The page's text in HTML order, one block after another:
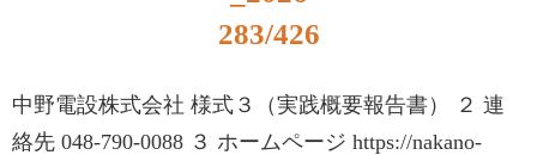
283/426
中野電設株式会社 様式３（実践概要報告書） ２ 連
絡先 048-790-0088 ３ ホームページ https://nakano-